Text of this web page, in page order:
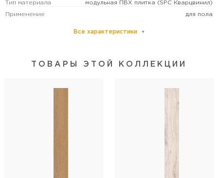
Тип материала модульная ПВХ плитка (SPC Кварцвинил)
Применение для пола
под дерево
структурированная
фаска крашеная 4V
Класс износостойкости
диагональная/класическая/палубная
Количество лиц
Все характеристики
ТОВАРЫ ЭТОЙ КОЛЛЕКЦИИ